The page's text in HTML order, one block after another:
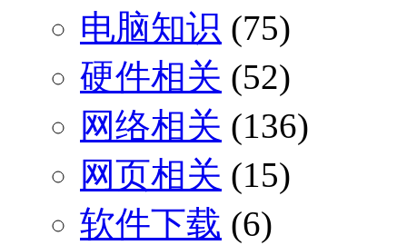
电脑知识 (75)
硬件相关 (52)
网络相关 (136)
网页相关 (15)
软件下载 (6)